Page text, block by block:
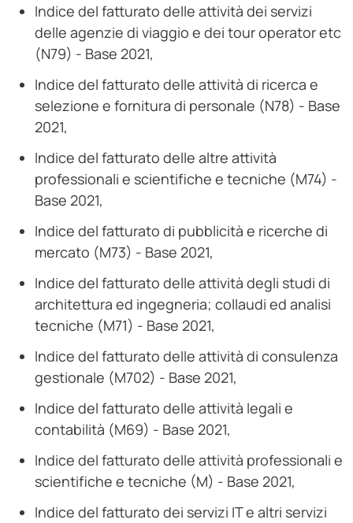
Indice del fatturato delle attività dei servizi
delle agenzie di viaggio e dei tour operator etc
(N79) - Base 2021,
Indice del fatturato delle attività di ricerca e
selezione e fornitura di personale (N78) - Base
2021,
Indice del fatturato delle altre attività
professionali e scientifiche e tecniche (M74) -
Base 2021,
Indice del fatturato di pubblicità e ricerche di
mercato (M73) - Base 2021,
Indice del fatturato delle attività degli studi di
architettura ed ingegneria; collaudi ed analisi
tecniche (M71) - Base 2021,
Indice del fatturato delle attività di consulenza
gestionale (M702) - Base 2021,
Indice del fatturato delle attività legali e
contabilità (M69) - Base 2021,
Indice del fatturato delle attività professionali e
scientifiche e tecniche (M) - Base 2021,
Indice del fatturato dei servizi IT e altri servizi